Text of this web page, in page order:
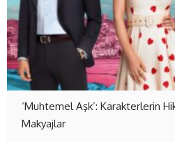
‘Muhtemel Aşk’: Karakterlerin
Makyajlar